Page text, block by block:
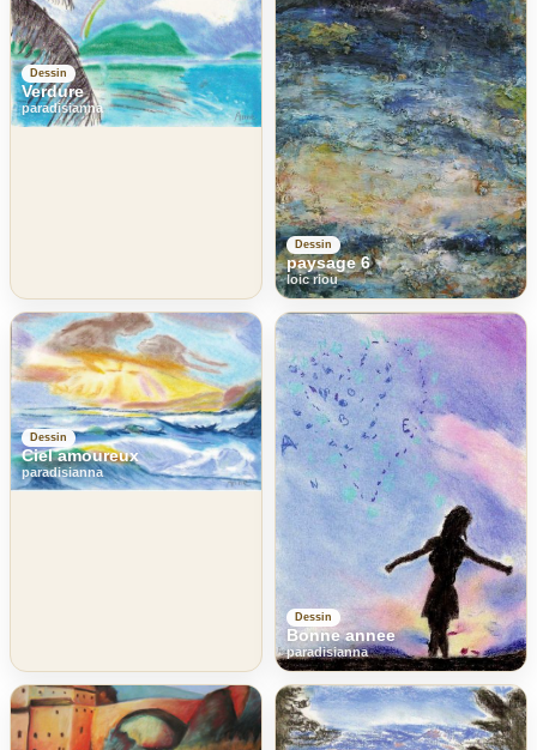
Dessin
Verdure
paradisianna
Dessin
paysage 6
loic riou
Dessin
Ciel amoureux
paradisianna
Dessin
Bonne annee
paradisianna